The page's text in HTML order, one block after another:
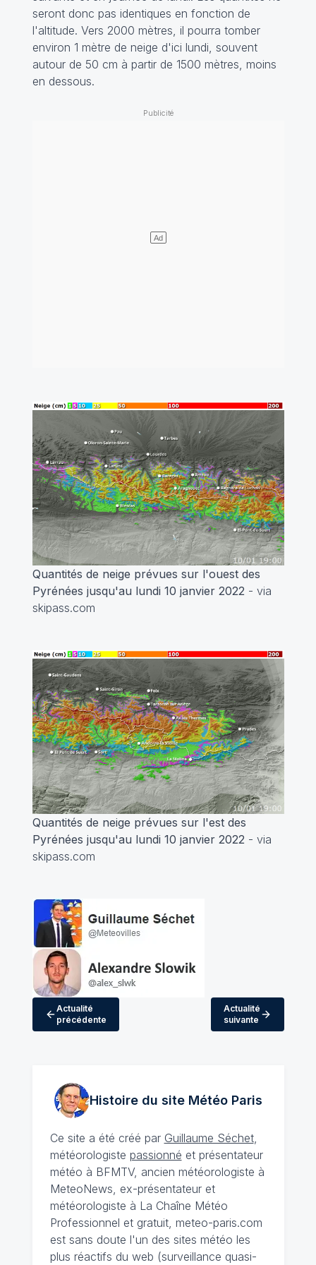
seront donc pas identiques en fonction de
l'altitude. Vers 2000 mètres, il pourra tomber
environ 1 mètre de neige d'ici lundi, souvent
autour de 50 cm à partir de 1500 mètres, moins
en dessous.
Quantités de neige prévues sur l'ouest des
Pyrénées jusqu'au lundi 10 janvier 2022 - via
skipass.com
Quantités de neige prévues sur l'est des
Pyrénées jusqu'au lundi 10 janvier 2022 - via
skipass.com
Actualité
précédente
Actualité
suivante
Histoire du site MétéoParis
Ce site a été créé par Guillaume Séchet,
météorologiste passionné et présentateur
météo à BFMTV, ancien météorologiste à
MeteoNews, ex-présentateur et
météorologiste à La Chaîne Météo
Professionnel et gratuit, meteo-paris.com
est sans doute l'un des sites météo les
plus réactifs du web (surveillance quasi-